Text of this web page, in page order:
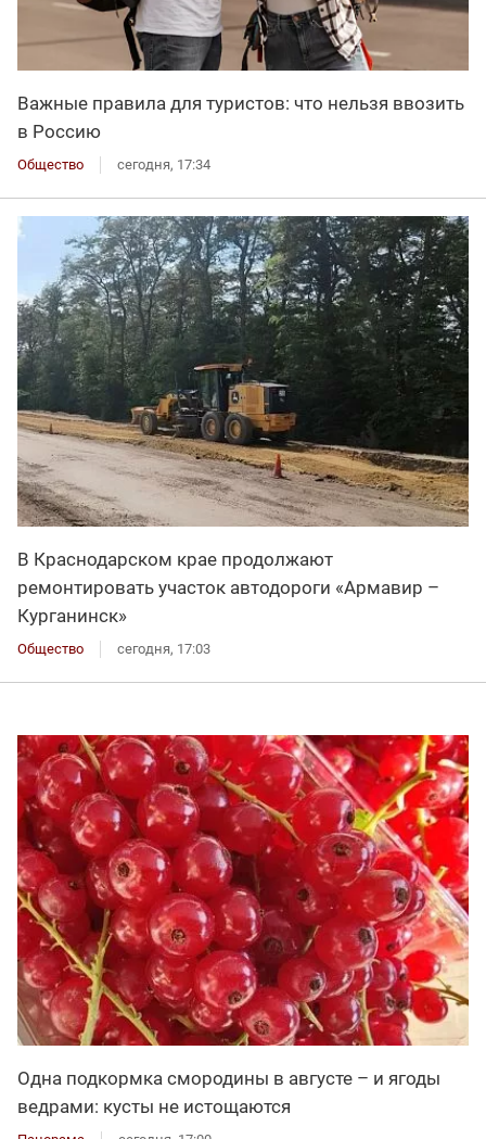
Важные правила для туристов: что нельзя ввозить
в Россию
Общество сегодня, 17:34
В Краснодарском крае продолжают
ремонтировать участок автодороги «Армавир –
Курганинск»
Общество сегодня, 17:03
Одна подкормка смородины в августе – и ягоды
ведрами: кусты не истощаются